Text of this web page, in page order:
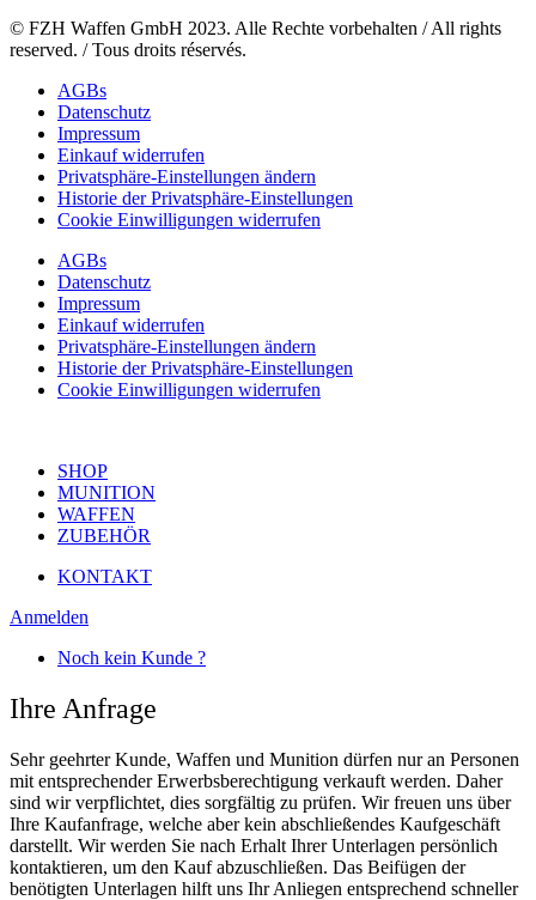
© FZH Waffen GmbH 2023. Alle Rechte vorbehalten / All rights
reserved. / Tous droits réservés.
AGBs
Datenschutz
Impressum
Einkauf widerrufen
Privatsphäre-Einstellungen ändern
Historie der Privatsphäre-Einstellungen
Cookie Einwilligungen widerrufen
AGBs
Datenschutz
Impressum
Einkauf widerrufen
Privatsphäre-Einstellungen ändern
Historie der Privatsphäre-Einstellungen
Cookie Einwilligungen widerrufen
SHOP
MUNITION
WAFFEN
ZUBEHÖR
KONTAKT
Anmelden
Noch kein Kunde ?
Ihre Anfrage
Sehr geehrter Kunde, Waffen und Munition dürfen nur an Personen
mit entsprechender Erwerbsberechtigung verkauft werden. Daher
sind wir verpflichtet, dies sorgfältig zu prüfen. Wir freuen uns über
Ihre Kaufanfrage, welche aber kein abschließendes Kaufgeschäft
darstellt. Wir werden Sie nach Erhalt Ihrer Unterlagen persönlich
kontaktieren, um den Kauf abzuschließen. Das Beifügen der
benötigten Unterlagen hilft uns Ihr Anliegen entsprechend schneller